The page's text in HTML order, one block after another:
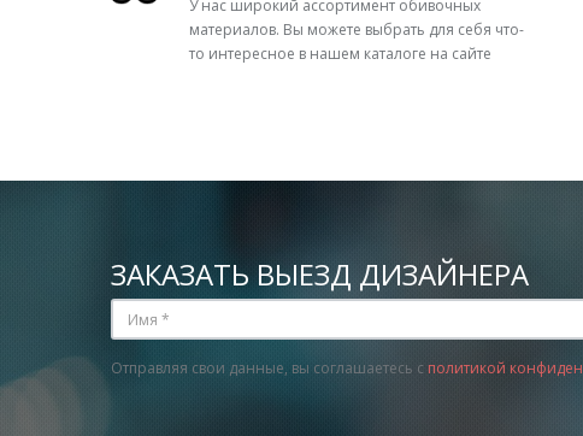
У нас широкий ассортимент обивочных
материалов. Вы можете выбрать для себя что-
то интересное в нашем каталоге на сайте
ЗАКАЗАТЬ ВЫЕЗД ДИЗАЙНЕРА
Отправляя свои данные, вы соглашаетесь с политикой